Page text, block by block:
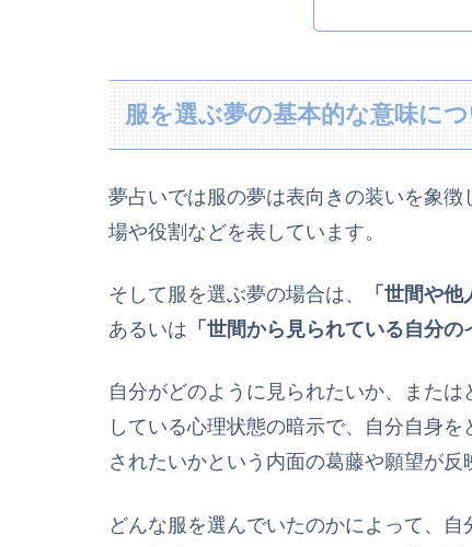
服を選ぶ夢の基本的な意味に
夢占いでは服の夢は表向きの装いを象
場や役割などを表しています。
そして服を選ぶ夢の場合は、
「世間や
あるいは 「世間から見られている自分
自分がどのように見られたいか、また
している心理状態の暗示で、自分自身
されたいかという内面の葛藤や願望が反
どんな服を選んでいたのかによって、